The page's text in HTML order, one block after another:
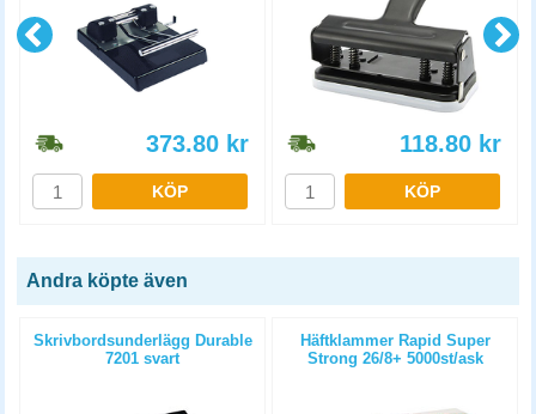
373.80 kr
KÖP
118.80 kr
KÖP
Andra köpte även
Skrivbordsunderlägg Durable
7201 svart
Häftklammer Rapid Super
Strong 26/8+ 5000st/ask